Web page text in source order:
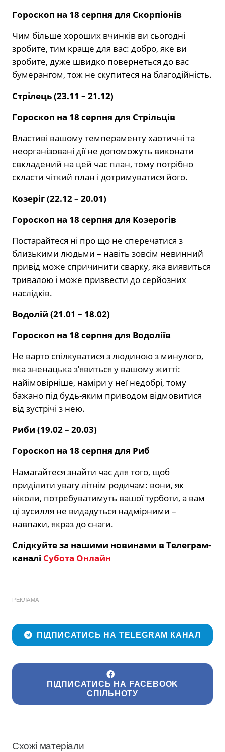
Гороскоп на 18 серпня для Скорпіонів
Чим більше хороших вчинків ви сьогодні
зробите, тим краще для вас: добро, яке ви
зробите, дуже швидко повернеться до вас
бумерангом, тож не скупитеся на благодійність.
Стрілець (23.11 – 21.12)
Гороскоп на 18 серпня для Стрільців
Властиві вашому темпераменту хаотичні та
неорганізовані дії не допоможуть виконати
свкладений на цей час план, тому потрібно
скласти чіткий план і дотримуватися його.
Козеріг (22.12 – 20.01)
Гороскоп на 18 серпня для Козерогів
Постарайтеся ні про що не сперечатися з
близькими людьми – навіть зовсім невинний
привід може спричинити сварку, яка виявиться
тривалою і може призвести до серйозних
наслідків.
Водолій (21.01 – 18.02)
Гороскоп на 18 серпня для Водоліїв
Не варто спілкуватися з людиною з минулого,
яка зненацька з’явиться у вашому житті:
найімовірніше, наміри у неї недобрі, тому
бажано під будь-яким приводом відмовитися
від зустрічі з нею.
Риби (19.02 – 20.03)
Гороскоп на 18 серпня для Риб
Намагайтеся знайти час для того, щоб
приділити увагу літнім родичам: вони, як
ніколи, потребуватимуть вашої турботи, а вам
ці зусилля не видадуться надмірними –
навпаки, якраз до снаги.
Слідкуйте за нашими новинами в Телеграм-
каналі Субота Онлайн
РЕКЛАМА
ПІДПИСАТИСЬ НА TELEGRAM КАНАЛ
ПІДПИСАТИСЬ НА FACEBOOK
СПІЛЬНОТУ
Схожі матеріали